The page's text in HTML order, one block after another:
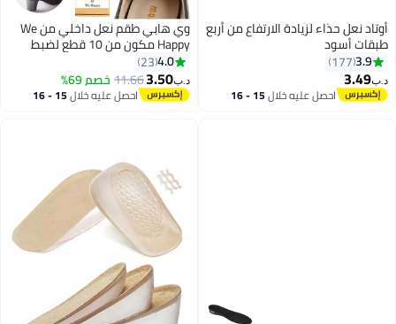
نعل حذاء لزيادة الارتفاع من أربع
أسود
3.9
177
3.49
احصل عليه خلال 15 - 16
وي هابي طقم نعل داخلي من We
Happy مكون من 10 قطع لضبط
مقاسات واقي الكعب اللاصق
4.0
23
د.ب‏3.50
11.66خصم 69%
احصل عليه خلال 15 - 16